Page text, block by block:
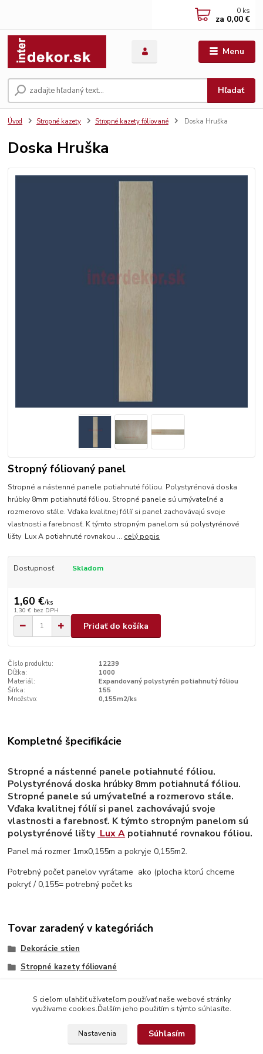
Menu
Hľadať
0 ks
za 0,00 €
Úvod Stropné kazety Stropné kazety fóliované Doska Hruška
Doska Hruška
Stropný fóliovaný panel
Stropné a nástenné panele potiahnuté fóliou. Polystyrénová doska
hrúbky 8mm potiahnutá fóliou. Stropné panele sú umývateľné a
rozmerovo stále. Vďaka kvalitnej fólíí si panel zachovávajú svoje
vlastnosti a farebnosť. K týmto stropným panelom sú polystyrénové
lišty Lux A potiahnuté rovnakou ... celý popis
Dostupnosť Skladom
1,60 €/ks
1,30 € bez DPH
Pridať do košíka
Číslo produktu:
12239
Dĺžka:
1000
Materiál:
Expandovaný polystyrén potiahnutý fóliou
Šírka:
155
Množstvo:
0,155m2/ks
Kompletné špecifikácie
Stropné a nástenné panele potiahnuté fóliou.
Polystyrénová doska hrúbky 8mm potiahnutá fóliou.
Stropné panele sú umývateľné a rozmerovo stále.
Vďaka kvalitnej fólíí si panel zachovávajú svoje
vlastnosti a farebnosť. K týmto stropným panelom sú
polystyrénové lišty Lux A potiahnuté rovnakou fóliou.
Panel má rozmer 1mx0,155m a pokryje 0,155m2.
Potrebný počet panelov vyrátame ako (plocha ktorú chceme
pokryť / 0,155= potrebný počet ks
Tovar zaradený v kategóriách
Dekorácie stien
Stropné kazety fóliované
S cieľom uľahčiť užívateľom používať naše webové stránky
využívame cookies.Ďalším jeho použitím s týmto súhlasíte.
Nastavenia Súhlasím